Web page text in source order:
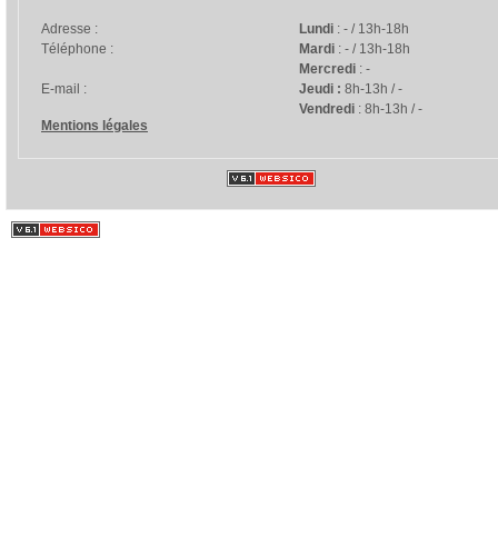
Adresse :
Téléphone :
E-mail :
Mentions légales
Lundi : - / 13h-18h
Mardi : - / 13h-18h
Mercredi : -
Jeudi : 8h-13h / -
Vendredi : 8h-13h / -